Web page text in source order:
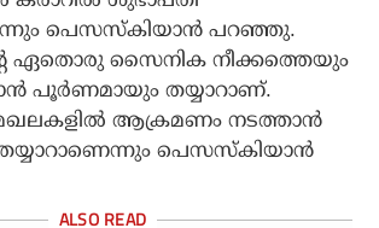
പെസസ്‌കിയാന്‍ പറഞ്ഞു.
ഏതൊരു സൈനിക നീക്കത്തെയും
പൂര്‍ണമായും തയ്യാറാണ്.
ആക്രമണം നടത്താന്‍
പെസസ്‌കിയാന്‍